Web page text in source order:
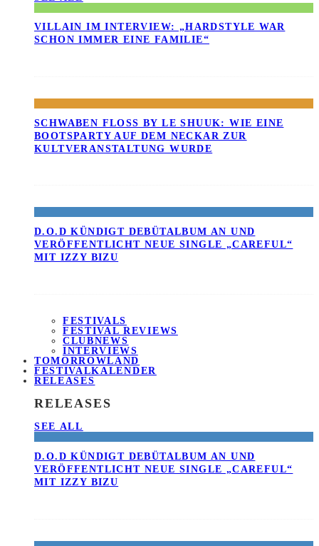
VILLAIN IM INTERVIEW: „HARDSTYLE WAR
SCHON IMMER EINE FAMILIE“
SCHWABEN FLOSS BY LE SHUUK: WIE EINE B
OOTSPARTY AUF DEM NECKAR ZUR K
ULTVERANSTALTUNG WURDE
D.O.D KÜNDIGT DEBÜTALBUM AN UND
VERÖFFENTLICHT NEUE SINGLE „CAREFUL“
MIT IZZY BIZU
FESTIVALS
FESTIVAL REVIEWS
CLUBNEWS
INTERVIEWS
TOMORROWLAND
FESTIVALKALENDER
RELEASES
RELEASES
SEE ALL
D.O.D KÜNDIGT DEBÜTALBUM AN UND
VERÖFFENTLICHT NEUE SINGLE „CAREFUL“
MIT IZZY BIZU